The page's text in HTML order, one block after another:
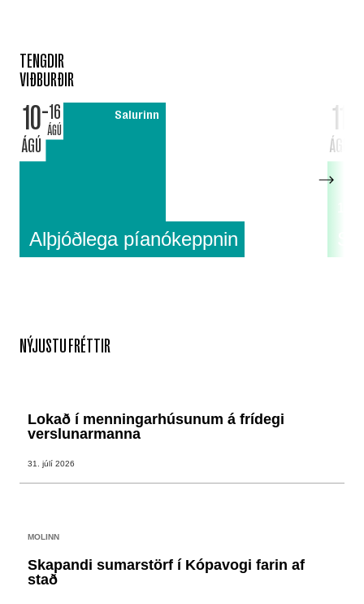
TENGDIR
VIÐBURÐIR
10
ÁGÚ
16
ÁGÚ
Salurinn
Alþjóðlega píanókeppnin
11
ÁGÚ
NÝJUSTU FRÉTTIR
Lokað í menningarhúsunum á frídegi
verslunarmanna
31. júlí 2026
MOLINN
Skapandi sumarstörf í Kópavogi farin af
stað